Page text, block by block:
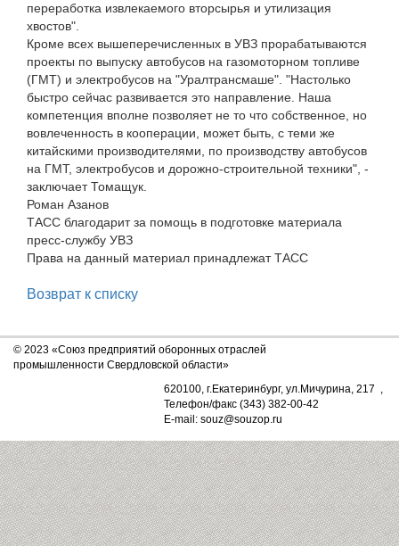
переработка извлекаемого вторсырья и утилизация
хвостов".
Кроме всех вышеперечисленных в УВЗ прорабатываются
проекты по выпуску автобусов на газомоторном топливе
(ГМТ) и электробусов на "Уралтрансмаше". "Настолько
быстро сейчас развивается это направление. Наша
компетенция вполне позволяет не то что собственное, но
вовлеченность в кооперации, может быть, с теми же
китайскими производителями, по производству автобусов
на ГМТ, электробусов и дорожно-строительной техники", -
заключает Томащук.
Роман Азанов
ТАСС благодарит за помощь в подготовке материала
пресс-службу УВЗ
Права на данный материал принадлежат ТАСС
Возврат к списку
© 2023 «Союз предприятий оборонных отраслей
промышленности Свердловской области»
620100, г.Екатеринбург, ул.Мичурина, 217 ,
Телефон/факс (343) 382-00-42
E-mail: souz@souzop.ru